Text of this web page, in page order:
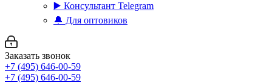
▶️ Консультант Telegram
🔔 Для оптовиков
Заказать звонок
+7 (495) 646-00-59
+7 (495) 646-00-59